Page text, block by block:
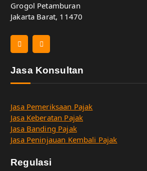
Grogol Petamburan
Jakarta Barat, 11470
Jasa Konsultan
Jasa Pemeriksaan Pajak
Jasa Keberatan Pajak
Jasa Banding Pajak
Jasa Peninjauan Kembali Pajak
Regulasi